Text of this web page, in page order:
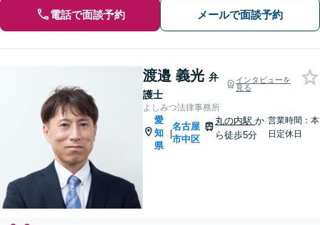
電話で面談予約 メールで面談予約
渡邉 義光 弁
護士
インタビューを
見る
よしみつ法律事務所
愛
知
県
|
名古屋
市中区
丸の内駅か
ら徒歩5分
営業時間：本
日定休日